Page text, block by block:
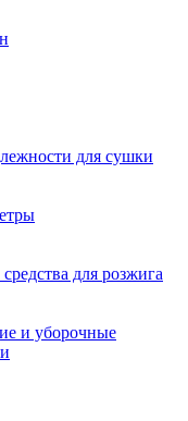
для сушки
для розжига
и уборочные